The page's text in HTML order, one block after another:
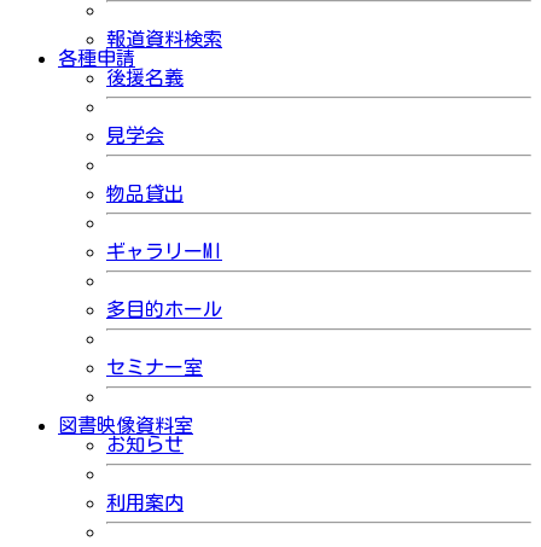
報道資料検索
各種申請
後援名義
見学会
物品貸出
ギャラリーMI
多目的ホール
セミナー室
図書映像資料室
お知らせ
利用案内